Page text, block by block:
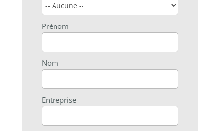
Prénom
Nom
Entreprise